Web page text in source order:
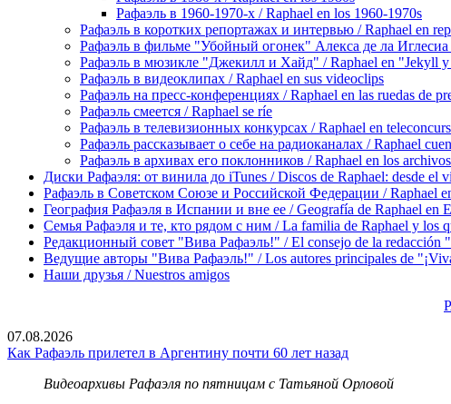
Рафаэль в 1960-1970-х / Raphael en los 1960-1970s
Рафаэль в коротких репортажах и интервью / Raphael en
Рафаэль в фильме "Убойный огонек" Алекса де ла
Рафаэль в мюзикле "Джекилл и Хайд" / Raphael en "Jekyll
Рафаэль в видеоклипах / Raphael en sus videoclips
Рафаэль на пресс-конференциях / Raphael en las ruedas de
Рафаэль смеется / Raphael se ríe
Рафаэль в телевизионных конкурсах / Raphael en
Рафаэль рассказывает о себе на радиоканалах / Raphael
Рафаэль в архивах его поклонников / Raphael en los
Диски Рафаэля: от винила до iTunes / Discos de Raphael: desde el
Рафаэль в Советском Союзе и Российской Федерации / Raphael
География Рафаэля в Испании и вне ее / Geografía de Raphael en
Семья Рафаэля и те, кто рядом с ним / La familia de Raphael y los
Редакционный совет "Вива Рафаэль!" / El consejo de la redacción
Ведущие авторы "Вива Рафаэль!" / Los autores principales de
Наши друзья / Nuestros amigos
07.08.2026
Как Рафаэль прилетел в Аргентину почти 60 лет назад
Видеоархивы Рафаэля по пятницам с Татьяной Орловой